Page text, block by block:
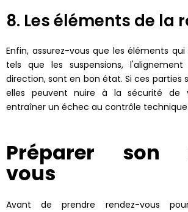
8. Les éléments de la
Enfin, assurez-vous que les éléments
tels que les suspensions,
direction, sont en bon état. Si ces parties
elles peuvent nuire à la sécurité de
entraîner un échec au contrôle technique.
Préparer son
vous
Avant de prendre rendez-vous